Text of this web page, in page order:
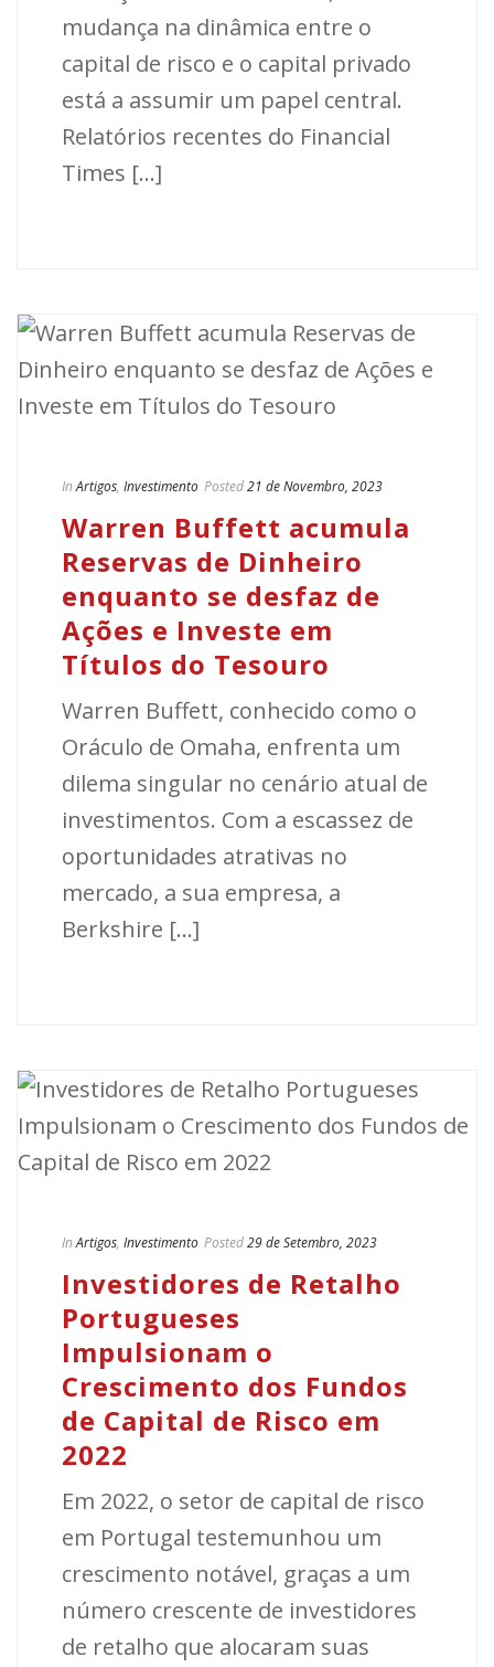
mudança na dinâmica entre o
capital de risco e o capital privado
está a assumir um papel central.
Relatórios recentes do Financial
Times [...]
In Artigos, Investimento Posted21 de Novembro, 2023
Warren Buffett acumula
Reservas de Dinheiro
enquanto se desfaz de
Ações e Investe em
Títulos do Tesouro
Warren Buffett, conhecido como o
Oráculo de Omaha, enfrenta um
dilema singular no cenário atual de
investimentos. Com a escassez de
oportunidades atrativas no
mercado, a sua empresa, a
Berkshire [...]
In Artigos, Investimento Posted29 de Setembro, 2023
Investidores de Retalho
Portugueses
Impulsionam o
Crescimento dos Fundos
de Capital de Risco em
2022
Em 2022, o setor de capital de risco
em Portugal testemunhou um
crescimento notável, graças a um
número crescente de investidores
de retalho que alocaram suas